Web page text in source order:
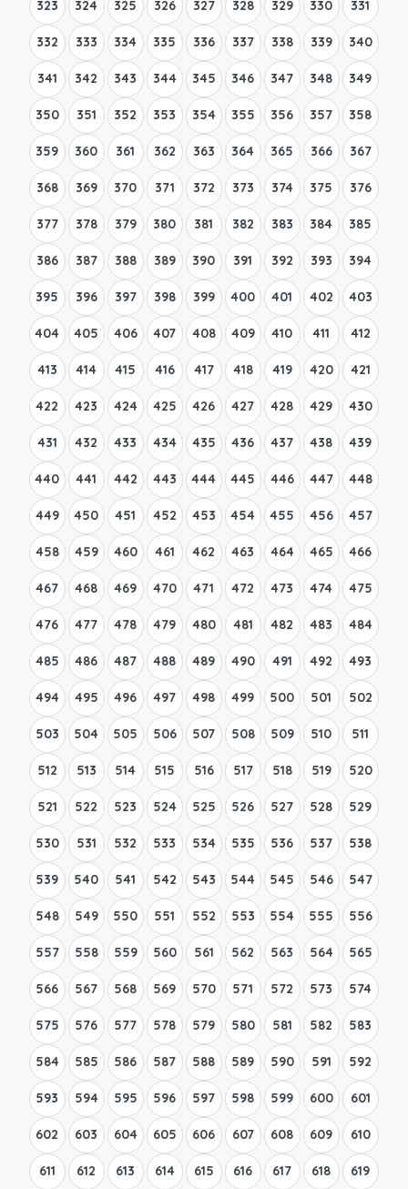
323 324 325 326 327 328 329 330 331
332 333 334 335 336 337 338 339 340
341 342 343 344 345 346 347 348 349
350 351 352 353 354 355 356 357 358
359 360 361 362 363 364 365 366 367
368 369 370 371 372 373 374 375 376
377 378 379 380 381 382 383 384 385
386 387 388 389 390 391 392 393 394
395 396 397 398 399 400 401 402 403
404 405 406 407 408 409 410 411 412
413 414 415 416 417 418 419 420 421
422 423 424 425 426 427 428 429 430
431 432 433 434 435 436 437 438 439
440 441 442 443 444 445 446 447 448
449 450 451 452 453 454 455 456 457
458 459 460 461 462 463 464 465 466
467 468 469 470 471 472 473 474 475
476 477 478 479 480 481 482 483 484
485 486 487 488 489 490 491 492 493
494 495 496 497 498 499 500 501 502
503 504 505 506 507 508 509 510 511
512 513 514 515 516 517 518 519 520
521 522 523 524 525 526 527 528 529
530 531 532 533 534 535 536 537 538
539 540 541 542 543 544 545 546 547
548 549 550 551 552 553 554 555 556
557 558 559 560 561 562 563 564 565
566 567 568 569 570 571 572 573 574
575 576 577 578 579 580 581 582 583
584 585 586 587 588 589 590 591 592
593 594 595 596 597 598 599 600 601
602 603 604 605 606 607 608 609 610
611 612 613 614 615 616 617 618 619